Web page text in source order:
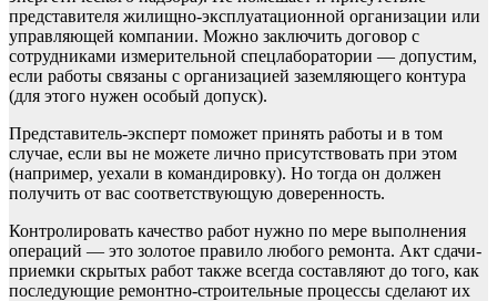
представителя жилищно-эксплуатационной организации или
управляющей компании. Можно заключить договор с
сотрудниками измерительной спецлаборатории — допустим,
если работы связаны с организацией заземляющего контура
(для этого нужен особый допуск).
Представитель-эксперт поможет принять работы и в том
случае, если вы не можете лично присутствовать при этом
(например, уехали в командировку). Но тогда он должен
получить от вас соответствующую доверенность.
Контролировать качество работ нужно по мере выполнения
операций — это золотое правило любого ремонта. Акт сдачи-
приемки скрытых работ также всегда составляют до того, как
последующие ремонтно-строительные процессы сделают их